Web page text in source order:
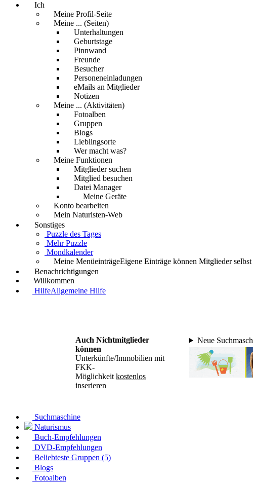
Ich
Meine Profil-Seite
Meine ... (Seiten)
Unterhaltungen
Geburtstage
Pinnwand
Freunde
Besucher
Personeneinladungen
eMails an Mitglieder
Notizen
Meine ... (Aktivitäten)
Fotoalben
Gruppen
Blogs
Lieblingsorte
Wer macht was?
Meine Funktionen
Mitglieder suchen
Mitglied besuchen
Datei Manager
Meine Geräte
Konto bearbeiten
Mein Naturisten-Web
Sonstiges
Puzzle des Tages
Mehr Puzzle
Mondkalender
Meine MenüeinträgeEigene Einträge können Mitglieder
Benachrichtigungen
Willkommen
HilfeAllgemeine Hilfe
Auch Nichtmitglieder
können
Unterkünfte/Immobilien mit
FKK-
Möglichkeit kostenlos
inserieren
Neue
Suchmaschine
Naturismus
Buch-Empfehlungen
DVD-Empfehlungen
Beliebteste Gruppen (5)
Blogs
Fotoalben